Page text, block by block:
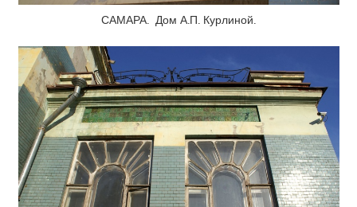
САМАРА. Дом А.П. Курлиной.